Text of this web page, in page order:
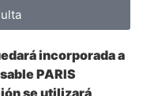
incorporada a
PARIS